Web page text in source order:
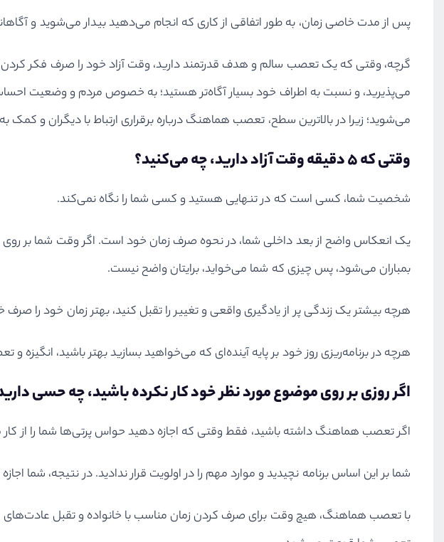
پس از مدت خاصی زمان، به طور اتفاقی از کاری که انجام می‌دهید بیدار می‌شوید و
گرچه، وقتی که یک تعصب سالم و هدف قدرتمند دارید، وقت آزاد خود را صرف فکر
می‌پذیرید، و نسبت به اطراف خود بسیار آگاه‌تر هستید؛ به خصوص مردم و وضعیت
می‌شوید؛ زیرا در بالاترین سطح، تعصب هماهنگ درباره برقراری ارتباط با دیگران و کمک
وقتی که ۵ دقیقه وقت آزاد دارید، چه می‌کنید؟
شخصیت شما، کسی است که در تنهایی هستید و کسی شما را نگاه نمی‌کند.
یک انعکاس واضح از بعد داخلی شما، در نحوه صرف زمان خود است. اگر وقت شما بر
بمباران می‌شود، پس چیزی که شما می‌خواید، برایتان واضح نیست.
هرچه بیشتر یک زندگی پر از یادگیری واقعی و تغییر را تقبل کنید، بهتر زمان خود را صرف
هرچه در برنامه‌ریزی روز خود بر پایه آینده‌ای که می‌خواهید بسازید بهتر باشید،
اگر روزی بر روی موضوع مورد نظر خود کار نکرده‌ باشید، چه حسی
اگر تعصب هماهنگ داشته باشید، فقط وقتی که اجازه دهید حواس پرتی‌ها شما را از کار
شما بر این اساس برنامه‌ نچیدید و موارد مهم را در اولویت قرار ندادید. در نتیجه، شما
با تعصب هماهنگ، هیچ وقت برای صرف کردن زمان مناسب با خانواده و تقبل